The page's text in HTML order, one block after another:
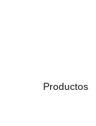
Productos